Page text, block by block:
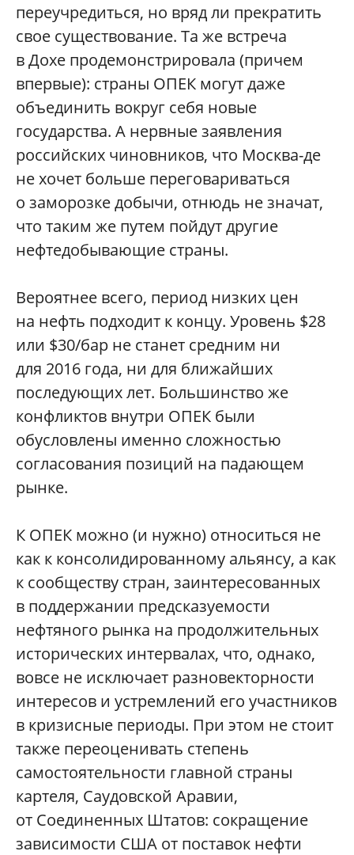
переучредиться, но вряд ли прекратить
свое существование. Та же встреча
в Дохе продемонстрировала (причем
впервые): страны ОПЕК могут даже
объединить вокруг себя новые
государства. А нервные заявления
российских чиновников, что Москва-де
не хочет больше переговариваться
о заморозке добычи, отнюдь не значат,
что таким же путем пойдут другие
нефтедобывающие страны.
Вероятнее всего, период низких цен
на нефть подходит к концу. Уровень $28
или $30/бар не станет средним ни
для 2016 года, ни для ближайших
последующих лет. Большинство же
конфликтов внутри ОПЕК были
обусловлены именно сложностью
согласования позиций на падающем
рынке.
К ОПЕК можно (и нужно) относиться не
как к консолидированному альянсу, а как
к сообществу стран, заинтересованных
в поддержании предсказуемости
нефтяного рынка на продолжительных
исторических интервалах, что, однако,
вовсе не исключает разновекторности
интересов и устремлений его участников
в кризисные периоды. При этом не стоит
также переоценивать степень
самостоятельности главной страны
картеля, Саудовской Аравии,
от Соединенных Штатов: сокращение
зависимости США от поставок нефти